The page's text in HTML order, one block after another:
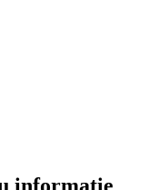
informatie